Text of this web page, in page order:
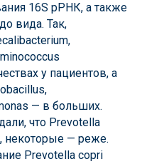
16S рРНК, а также
вида. Так,
у пациентов, а
— в больших.
что Prevotella
некоторые — реже.
Prevotella copri